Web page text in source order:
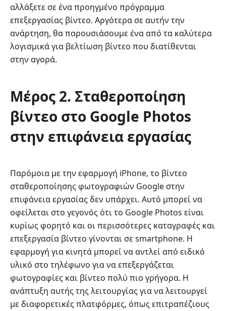
αλλάξετε σε ένα προηγμένο πρόγραμμα
επεξεργασίας βίντεο. Αργότερα σε αυτήν την
ανάρτηση, θα παρουσιάσουμε ένα από τα καλύτερα
λογισμικά για βελτίωση βίντεο που διατίθενται
στην αγορά.
Μέρος 2. Σταθεροποίηση
βίντεο στο Google Photos
στην επιφάνεια εργασίας
Παρόμοια με την εφαρμογή iPhone, το βίντεο
σταθεροποίησης φωτογραφιών Google στην
επιφάνεια εργασίας δεν υπάρχει. Αυτό μπορεί να
οφείλεται στο γεγονός ότι το Google Photos είναι
κυρίως φορητό και οι περισσότερες καταγραφές και
επεξεργασία βίντεο γίνονται σε smartphone. Η
εφαρμογή για κινητά μπορεί να αντλεί από ειδικό
υλικό στο τηλέφωνο για να επεξεργάζεται
φωτογραφίες και βίντεο πολύ πιο γρήγορα. Η
ανάπτυξη αυτής της λειτουργίας για να λειτουργεί
με διαφορετικές πλατφόρμες, όπως επιτραπέζιους